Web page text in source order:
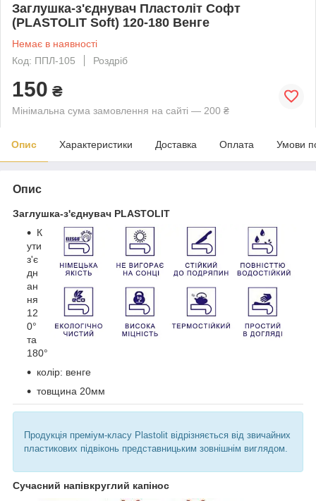
Заглушка-з'єднувач Пластоліт Софт
(PLASTOLIT Soft) 120-180 Венге
Немає в наявності
Код: ППЛ-105
Роздріб
150 ₴
Мінімальна сума замовлення на сайті — 200 ₴
Опис Характеристики Доставка Оплата Умови
Опис
Заглушка-з'єднувач PLASTOLIT
К
ути
з'є
дн
ан
ня
12
0°
та
180°
колір: венге
товщина 20мм
Продукція преміум-класу Plastolit відрізняється від звичайних
пластикових підвіконь представницьким зовнішнім виглядом.
Сучасний напівкруглий капінос